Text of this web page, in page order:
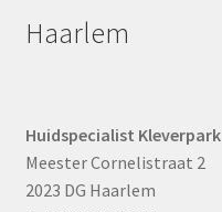
Haarlem
Huidspecialist Kleverpark
Meester Cornelistraat 2
2023 DG Haarlem